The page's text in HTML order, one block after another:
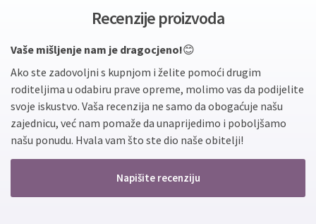
Recenzije proizvoda
Vaše mišljenje nam je dragocjeno!😊
Ako ste zadovoljni s kupnjom i želite pomoći drugim
roditeljima u odabiru prave opreme, molimo vas da podijelite
svoje iskustvo. Vaša recenzija ne samo da obogaćuje našu
zajednicu, već nam pomaže da unaprijedimo i poboljšamo
našu ponudu. Hvala vam što ste dio naše obitelji!
Napišite recenziju